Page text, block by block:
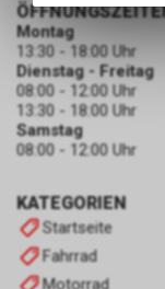
KATEGORIEN
Startseite
Fahrrad
Motorrad
Montag
13:30 - 18:00 Uhr
Dienstag - Freitag
08:00 - 12:00 Uhr
13:30 - 18:00 Uhr
Samstag
08:00 - 12:00 Uhr